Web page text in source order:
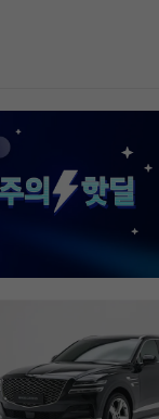
도착해 기분 좋게 차를
완벽한 경험이었습니
고민하는 사람 있으면
현대인증중고차 추천
차량 보내주셔서 감사